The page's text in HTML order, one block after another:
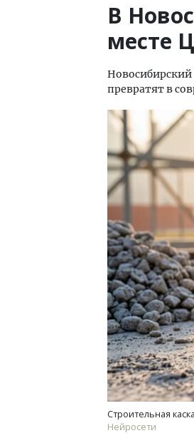
В
месте
превратят в
Строительная каска
Нейросети